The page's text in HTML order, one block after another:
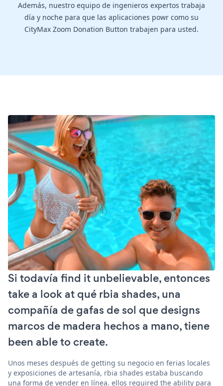
Además, nuestro equipo de ingenieros expertos trabaja
día y noche para que las aplicaciones powr como su
CityMax Zoom Donation Button trabajen para usted.
Si todavía find it unbelievable, entonces
take a look at qué rbia shades, una
compañía de gafas de sol que designs
marcos de madera hechos a mano, tiene
been able to create.
Unos meses después de getting su negocio en ferias locales
y exposiciones de artesanía, rbia shades estaba buscando
una forma de vender en línea. ellos required the ability para